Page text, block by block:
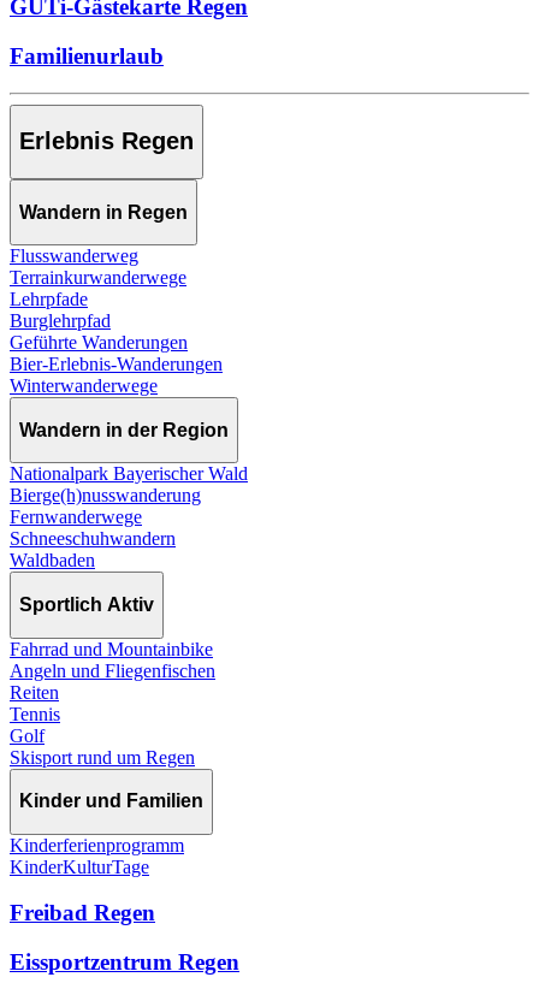
GUTi-Gästekarte Regen
Familienurlaub
Erlebnis Regen
Wandern in Regen
Flusswanderweg
Terrainkurwanderwege
Lehrpfade
Burglehrpfad
Geführte Wanderungen
Bier-Erlebnis-Wanderungen
Winterwanderwege
Wandern in der Region
Nationalpark Bayerischer Wald
Bierge(h)nusswanderung
Fernwanderwege
Schneeschuhwandern
Waldbaden
Sportlich Aktiv
Fahrrad und Mountainbike
Angeln und Fliegenfischen
Reiten
Tennis
Golf
Skisport rund um Regen
Kinder und Familien
Kinderferienprogramm
KinderKulturTage
Freibad Regen
Eissportzentrum Regen